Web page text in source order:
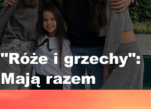
"Róże i grzechy":
Mają razem
zaledwie 30 lat, a